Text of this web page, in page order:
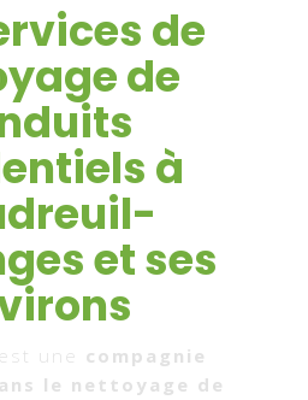
de
de
à
et ses
une compagnie
le nettoyage de